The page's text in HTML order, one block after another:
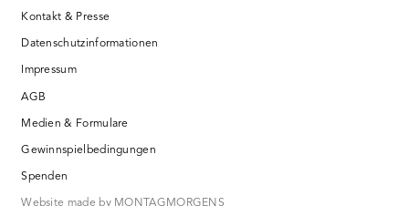
Kontakt & Presse
Datenschutzinformationen
Impressum
AGB
Medien & Formulare
Gewinnspielbedingungen
Spenden
Website made by MONTAGMORGENS